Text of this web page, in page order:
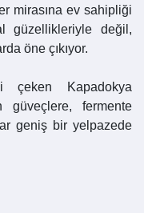
mirasına ev sahipliği
güzellikleriyle değil,
öne çıkıyor.
çeken Kapadokya
güveçlere, fermente
geniş bir yelpazede